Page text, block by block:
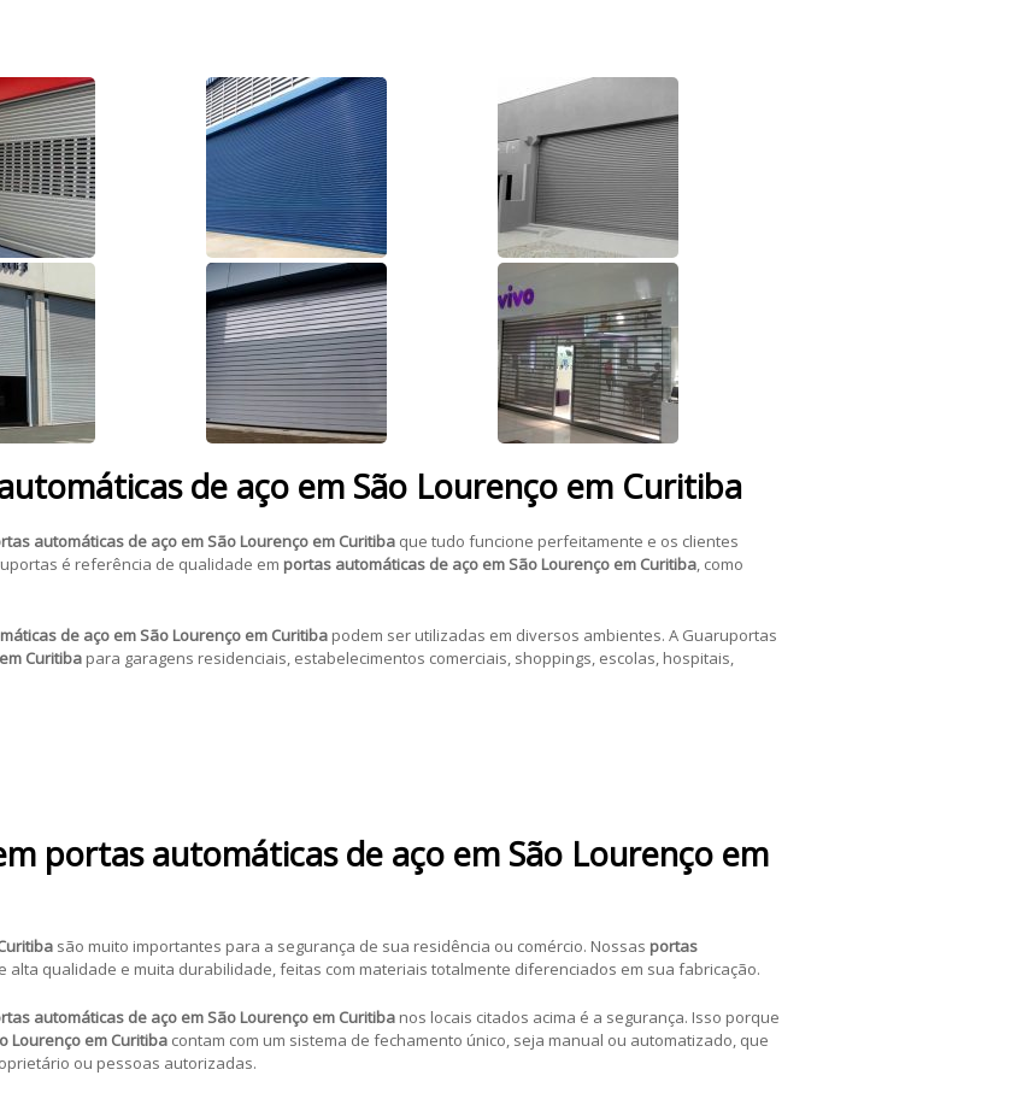
de aço em São Lourenço em Curitiba
automáticas de aço em São Lourenço em Curitiba que tudo funcione perfeitamente e os clientes
é referência de qualidade em portas automáticas de aço em São Lourenço em Curitiba , como
de aço em São Lourenço em Curitiba podem ser utilizadas em diversos ambientes. A Guaruportas
Curitiba para garagens residenciais, estabelecimentos comerciais, shoppings, escolas, hospitais,
portas automáticas de aço em São Lourenço em
são muito importantes para a segurança de sua residência ou comércio. Nossas portas
alta qualidade e muita durabilidade, feitas com materiais totalmente diferenciados em sua fabricação.
automáticas de aço em São Lourenço em Curitibanos locais citados acima é a segurança. Isso porque
Lourenço em Curitibacontam com um sistema de fechamento único, seja manual ou automatizado, que
ou pessoas autorizadas.